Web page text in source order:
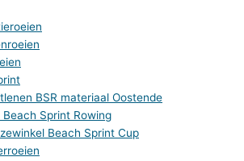
BSR materiaal Oostende
Beach Sprint Rowing
Beach Sprint Cup